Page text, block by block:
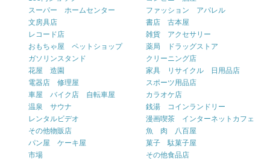
スーパー ホームセンター
ファッション アパレル
文房具店
書店 古本屋
レコード店
雑貨 アクセサリー
おもちゃ屋 ペットショップ
薬局 ドラッグストア
ガソリンスタンド
クリーニング店
花屋 造園
家具 リサイクル 日用品店
電器店 修理屋
スポーツ用品店
車屋 バイク店 自転車屋
カラオケ店
温泉 サウナ
銭湯 コインランドリー
レンタルビデオ
漫画喫茶 インターネットカフェ
その他物販店
魚 肉 八百屋
パン屋 ケーキ屋
菓子 駄菓子屋
市場
その他食品店